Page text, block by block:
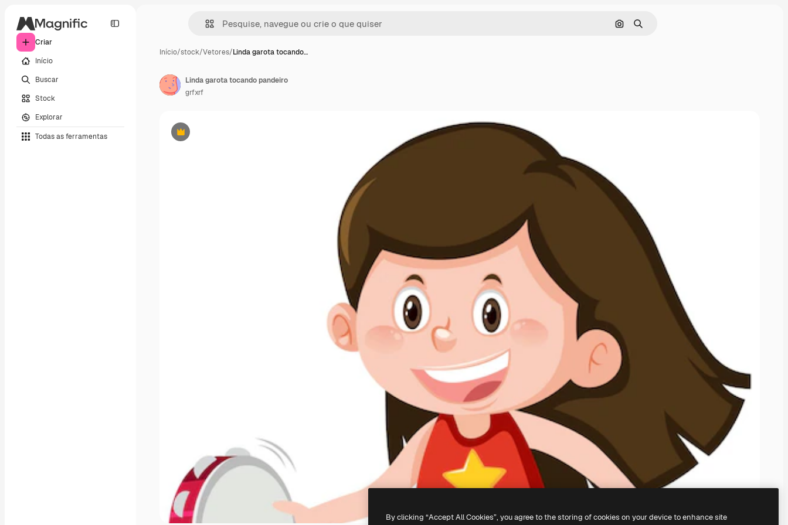
Criar
Início
Buscar
Stock
Explorar
Todas as ferramentas
Pesquisar por imagem
Buscar
Início/stock/Vetores/Linda garota tocando…
Premium
Linda garota tocando pandeiro
grfxrf
By clicking “Accept All Cookies”, you agree to the storing of cookies on your device to enhance site